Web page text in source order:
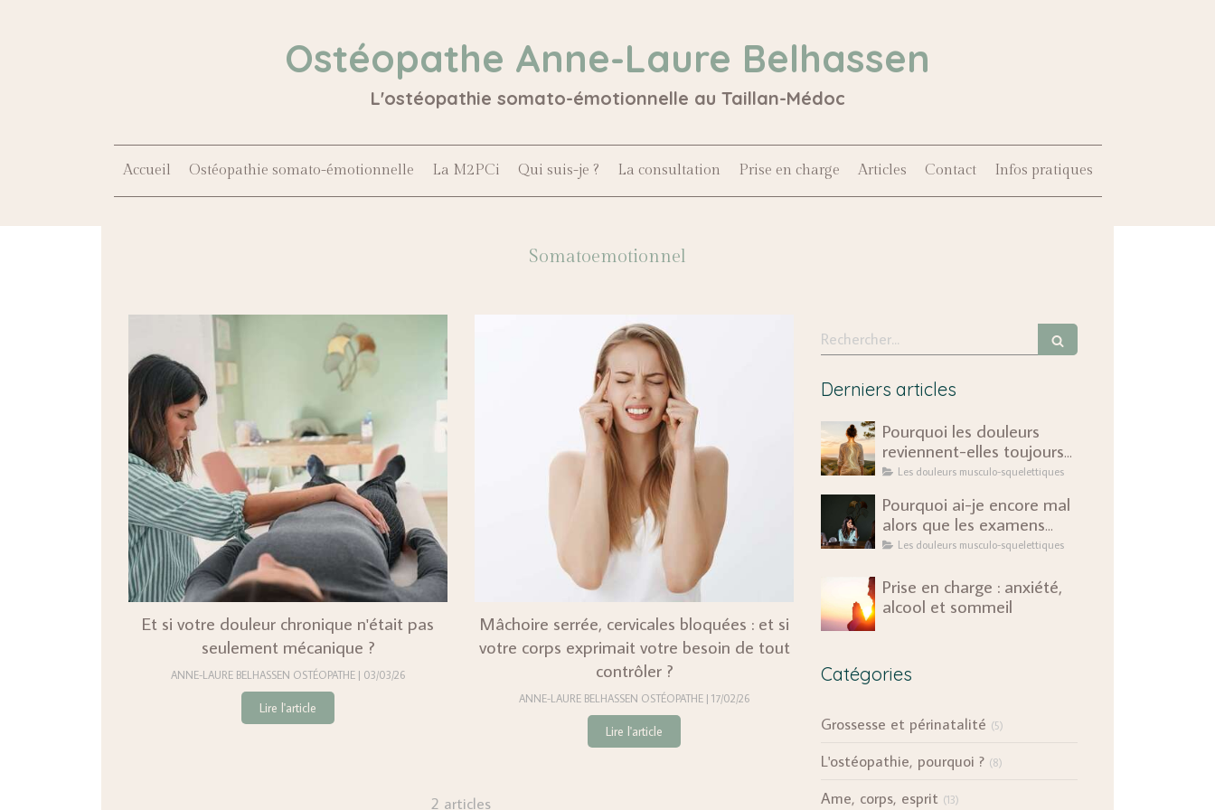
Ostéopathe Anne-Laure Belhassen
L'ostéopathie somato-émotionnelle au Taillan-Médoc
Accueil Ostéopathie somato-émotionnelle La M2PCi Qui suis-je ? La consultation Prise en charge Articles Contact Infos pratiques
Somatoemotionnel
Et si votre douleur chronique n'était pas
seulement mécanique ?
ANNE-LAURE BELHASSEN OSTÉOPATHE 03/03/26
Lire l'article
Mâchoire serrée, cervicales bloquées : et si
votre corps exprimait votre besoin de tout
contrôler ?
ANNE-LAURE BELHASSEN OSTÉOPATHE 17/02/26
Lire l'article
2 articles
Rechercher
Derniers articles
Pourquoi les douleurs
reviennent-elles toujours
au même endroit ?
Les douleurs musculo-squelettiques
Pourquoi ai-je encore mal
alors que les examens
sont rassurants ?
Les douleurs musculo-squelettiques
Prise en charge : anxiété,
alcool et sommeil
Catégories
Grossesse et périnatalité (5)
L'ostéopathie, pourquoi ? (8)
Ame, corps, esprit (13)